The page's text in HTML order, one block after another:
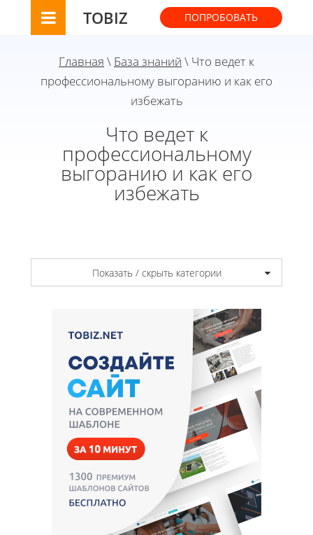
TOBIZ ПОПРОБОВАТЬ
Главная \ База знаний \ Что ведет к
профессиональному выгоранию и как его
избежать
Что ведет к
профессиональному
выгоранию и как его
избежать
Показать / скрыть категории